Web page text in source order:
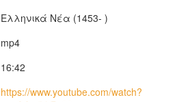
Ελληνικά Νέα (1453- )
mp4
16:42
https://www.youtube.com/watch?